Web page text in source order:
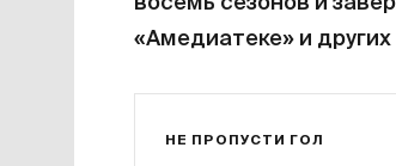
«Амедиатеке» и других
НЕ ПРОПУСТИ ГОЛ